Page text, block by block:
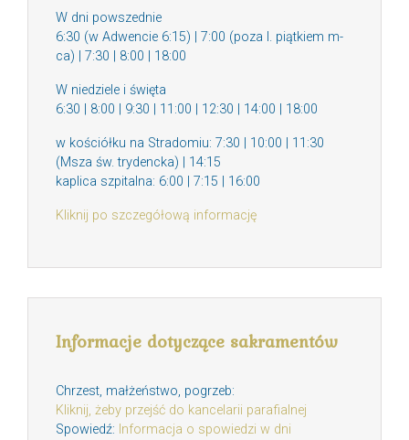
W dni powszednie
6:30 (w Adwencie 6:15) | 7:00 (poza I. piątkiem m-
ca) | 7:30 | 8:00 | 18:00
W niedziele i święta
6:30 | 8:00 | 9:30 | 11:00 | 12:30 | 14:00 | 18:00
w kościółku na Stradomiu: 7:30 | 10:00 | 11:30
(Msza św. trydencka) | 14:15
kaplica szpitalna: 6:00 | 7:15 | 16:00
Kliknij po szczegółową informację
Informacje dotyczące sakramentów
Chrzest, małżeństwo, pogrzeb:
Kliknij, żeby przejść do kancelarii parafialnej
Spowiedź: Informacja o spowiedzi w dni